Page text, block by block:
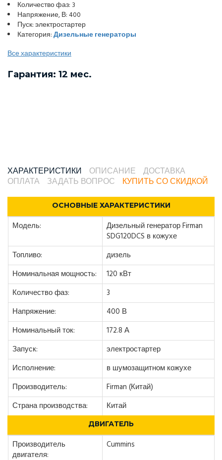
Количество фаз: 3
Напряжение, В: 400
Пуск: электростартер
Категория:Дизельные генераторы
Все характеристики
Гарантия: 12 мес.
ХАРАКТЕРИСТИКИ ОПИСАНИЕ
ДОСТАВКА
ОПЛАТА
ЗАДАТЬ ВОПРОС КУПИТЬ СО СКИДКОЙ
ОСНОВНЫЕ ХАРАКТЕРИСТИКИ
Модель:
Дизельный генератор Firman
SDG120DCS в кожухе
Топливо:
дизель
Номинальная мощность:
120 кВт
Количество фаз:
3
Напряжение:
400 В
Номинальный ток:
172.8 А
Запуск:
электростартер
Исполнение:
в шумозащитном кожухе
Производитель:
Firman (Китай)
Страна производства:
Китай
ДВИГАТЕЛЬ
Производитель
двигателя:
Cummins